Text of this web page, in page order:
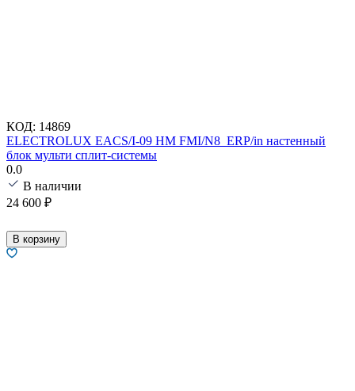
КОД: 14869
ELECTROLUX EACS/I-09 HM FMI/N8_ERP/in настенный
блок мульти сплит-системы
0.0
В наличии
24 600 ₽
В корзину